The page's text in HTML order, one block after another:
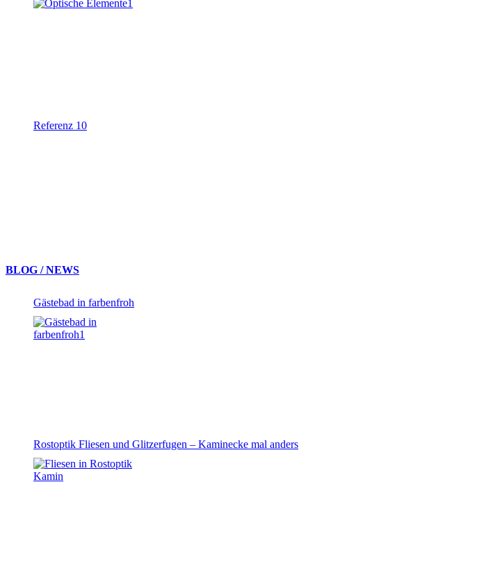
Referenz 10
BLOG / NEWS
Gästebad in farbenfroh
Rostoptik Fliesen und Glitzerfugen – Kaminecke mal anders